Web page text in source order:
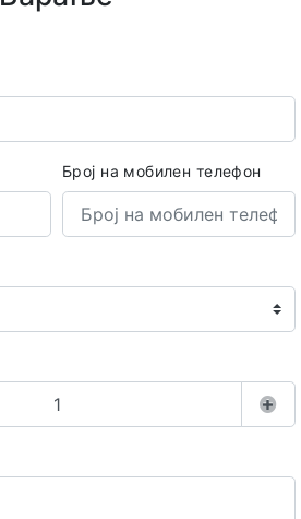
Број на мобилен телефон